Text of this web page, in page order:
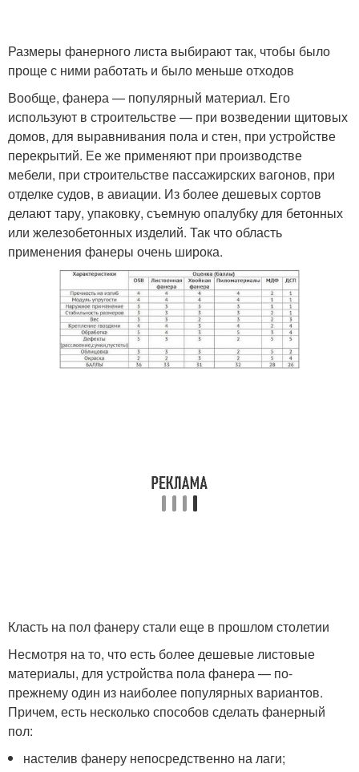
Размеры фанерного листа выбирают так, чтобы было
проще с ними работать и было меньше отходов
Вообще, фанера — популярный материал. Его
используют в строительстве — при возведении щитовых
домов, для выравнивания пола и стен, при устройстве
перекрытий. Ее же применяют при производстве
мебели, при строительстве пассажирских вагонов, при
отделке судов, в авиации. Из более дешевых сортов
делают тару, упаковку, съемную опалубку для бетонных
или железобетонных изделий. Так что область
применения фанеры очень широка.
Класть на пол фанеру стали еще в прошлом столетии
Несмотря на то, что есть более дешевые листовые
материалы, для устройства пола фанера — по-
прежнему один из наиболее популярных вариантов.
Причем, есть несколько способов сделать фанерный
пол:
настелив фанеру непосредственно на лаги;